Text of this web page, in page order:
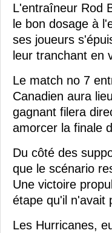
L'entraîneur Rod
le bon dosage à
ses joueurs
leur tranchant en
Le match no 7
Canadien aura
gagnant filera
amorcer la finale
Du côté des
que le scénario
Une victoire
étape qu'il n'avait
Les Hurricanes,